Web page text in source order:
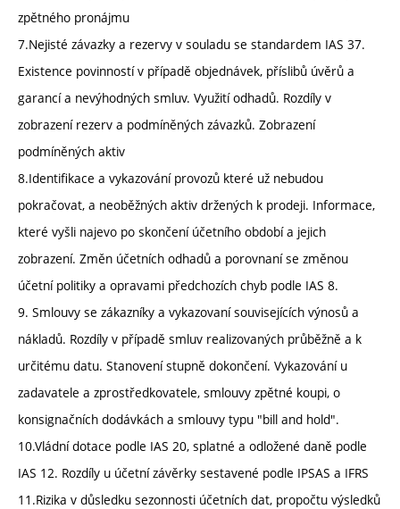
zpětného pronájmu
7.Nejisté závazky a rezervy v souladu se standardem IAS 37.
Existence povinností v případě objednávek, příslibů úvěrů a
garancí a nevýhodných smluv. Využití odhadů. Rozdíly v
zobrazení rezerv a podmíněných závazků. Zobrazení
podmíněných aktiv
8.Identifikace a vykazování provozů které už nebudou
pokračovat, a neoběžných aktiv držených k prodeji. Informace,
které vyšli najevo po skončení účetního období a jejich
zobrazení. Změn účetních odhadů a porovnaní se změnou
účetní politiky a opravami předchozích chyb podle IAS 8.
9. Smlouvy se zákazníky a vykazovaní souvisejících výnosů a
nákladů. Rozdíly v případě smluv realizovaných průběžně a k
určitému datu. Stanovení stupně dokončení. Vykazování u
zadavatele a zprostředkovatele, smlouvy zpětné koupi, o
konsignačních dodávkách a smlouvy typu "bill and hold".
10.Vládní dotace podle IAS 20, splatné a odložené daně podle
IAS 12. Rozdíly u účetní závěrky sestavené podle IPSAS a IFRS
11.Rizika v důsledku sezonnosti účetních dat, propočtu výsledků